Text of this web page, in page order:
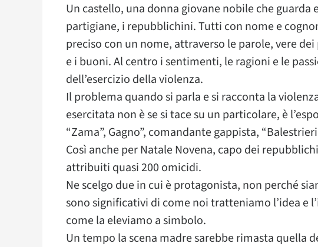
Un castello, una donna giovane nobile che guarda
partigiane, i repubblichini. Tutti con nome e
preciso con un nome, attraverso le parole, vere
e i buoni. Al centro i sentimenti, le ragioni e le
dell’esercizio della violenza.
Il problema quando si parla e si racconta la
esercitata non è se si tace su un particolare, è
“Zama”, Gagno”, comandante gappista,
Così anche per Natale Novena, capo dei
attribuiti quasi 200 omicidi.
Ne scelgo due in cui è protagonista, non perché
sono significativi di come noi tratteniamo l’idea e
come la eleviamo a simbolo.
Un tempo la scena madre sarebbe rimasta quella